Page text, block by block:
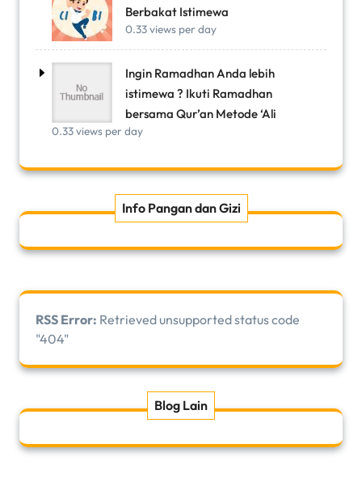
Berbakat Istimewa
0.33 views per day
Ingin Ramadhan Anda lebih
istimewa ? Ikuti Ramadhan
bersama Qur’an Metode ‘Ali
0.33 views per day
Info Pangan dan Gizi
RSS Error: Retrieved unsupported status code
"404"
Blog Lain